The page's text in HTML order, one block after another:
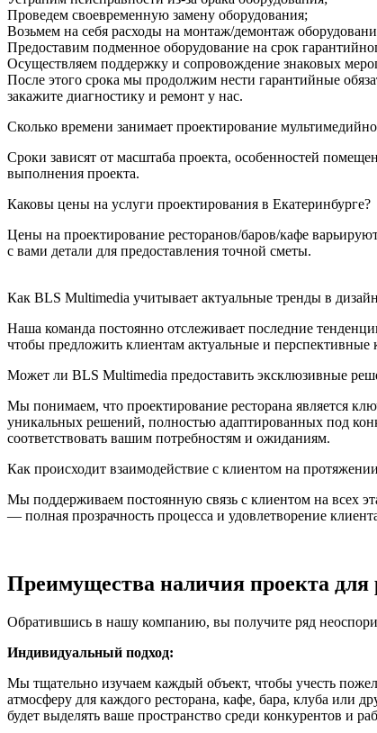
Проведем своевременную замену оборудования;
Возьмем на себя расходы на монтаж/демонтаж
Предоставим подменное оборудование на срок
Осуществляем поддержку и сопровождение знаковых
После этого срока мы продолжим нести гарантийные
закажите диагностику и ремонт у нас.
Сколько времени занимает проектирование
Сроки зависят от масштаба проекта, особенностей
выполнения проекта.
Каковы цены на услуги проектирования в Екатеринбурге?
Цены на проектирование ресторанов/баров/кафе
с вами детали для предоставления точной сметы.
Как BLS Multimedia учитывает актуальные тренды в
Наша команда постоянно отслеживает последние
чтобы предложить клиентам актуальные и перспективные
Может ли BLS Multimedia предоставить эксклюзивные
Мы понимаем, что проектирование ресторана является
уникальных решений, полностью адаптированных под
соответствовать вашим потребностям и ожиданиям.
Как происходит взаимодействие с клиентом на
Мы поддерживаем постоянную связь с клиентом на всех
— полная прозрачность процесса и удовлетворение
Преимущества наличия проекта для
Обратившись в нашу компанию, вы получите ряд
Индивидуальный подход:
Мы тщательно изучаем каждый объект, чтобы учесть
атмосферу для каждого ресторана, кафе, бара, клуба или
будет выделять ваше пространство среди конкурентов и